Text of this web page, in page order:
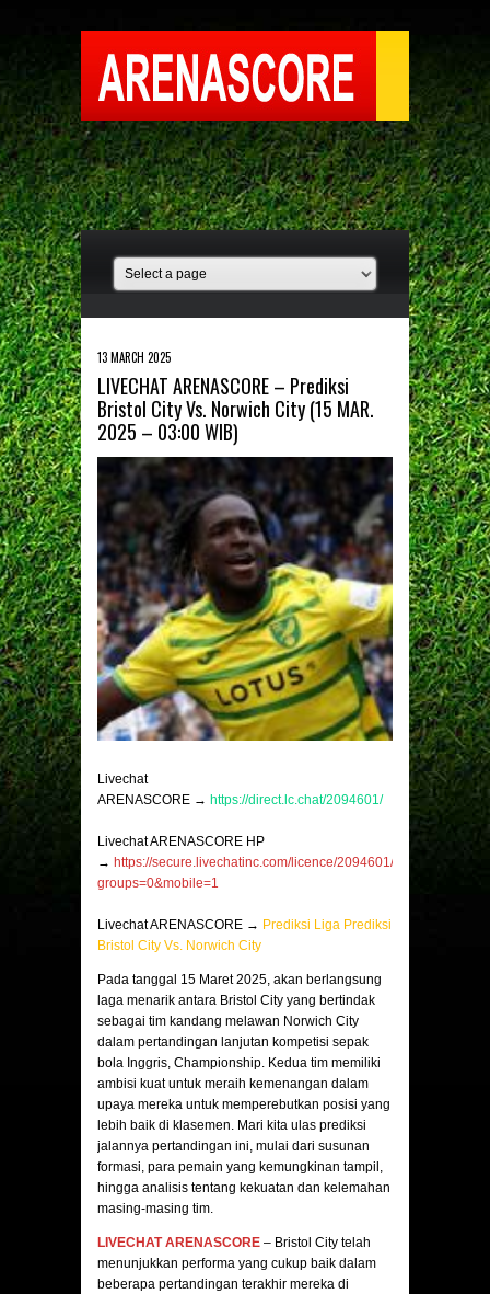
13 MARCH 2025
LIVECHAT ARENASCORE – Prediksi
Bristol City Vs. Norwich City (15 MAR.
2025 – 03:00 WIB)
Livechat
ARENASCORE → https://direct.lc.chat/2094601/
Livechat ARENASCORE HP
→ https://secure.livechatinc.com/licence/2094601/v2/
groups=0&mobile=1
Livechat ARENASCORE → Prediksi Liga Prediksi
Bristol City Vs. Norwich City
Pada tanggal 15 Maret 2025, akan berlangsung
laga menarik antara Bristol City yang bertindak
sebagai tim kandang melawan Norwich City
dalam pertandingan lanjutan kompetisi sepak
bola Inggris, Championship. Kedua tim memiliki
ambisi kuat untuk meraih kemenangan dalam
upaya mereka untuk memperebutkan posisi yang
lebih baik di klasemen. Mari kita ulas prediksi
jalannya pertandingan ini, mulai dari susunan
formasi, para pemain yang kemungkinan tampil,
hingga analisis tentang kekuatan dan kelemahan
masing-masing tim.
LIVECHAT ARENASCORE – Bristol City telah
menunjukkan performa yang cukup baik dalam
beberapa pertandingan terakhir mereka di